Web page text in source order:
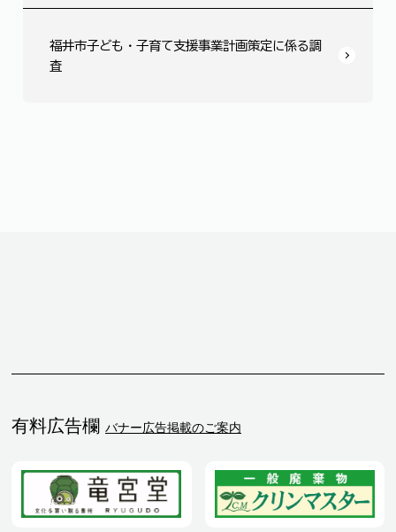
福井市子ども・子育て支援事業計画策定に係る調
査
有料広告欄 バナー広告掲載のご案内